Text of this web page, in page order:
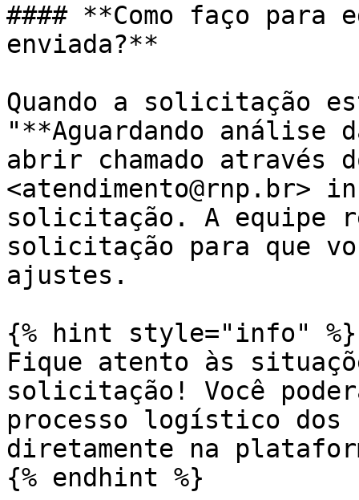
#### **Como faço
enviada?**
Quando a solicitação
"**Aguardando análise
abrir chamado através
<atendimento@rnp.br>
solicitação. A equipe
solicitação para que
ajustes.
{% hint style="info" %}
Fique atento às
solicitação! Você
processo logístico
diretamente na
{% endhint %}